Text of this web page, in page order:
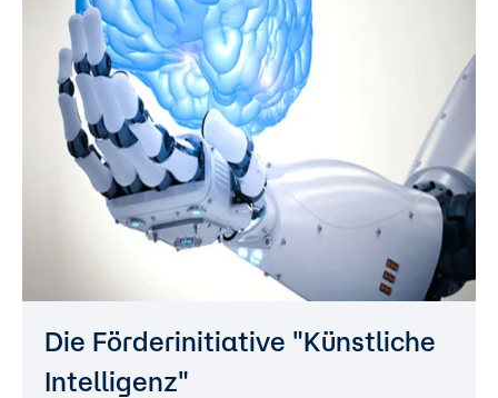
Die Förderinitiative "Künstliche
Intelligenz"